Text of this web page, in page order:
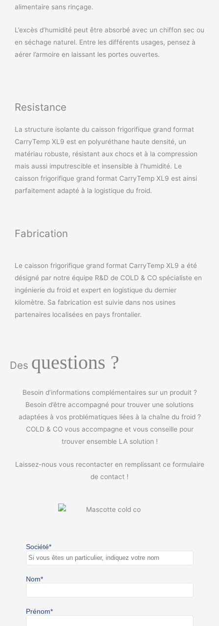
alimentaire sans rinçage.
L’excès d’humidité peut être absorbé avec un chiffon sec ou
en séchage naturel. Entre les différents usages, pensez à
aérer l’armoire en laissant les portes ouvertes.
Resistance
La structure isolante du caisson frigorifique grand format
CarryTemp XL9 est en polyuréthane haute densité, un
matériau robuste, résistant aux chocs et à la compression
mais aussi imputrescible et insensible à l’humidité. Le
caisson frigorifique grand format CarryTemp XL9 est ainsi
parfaitement adapté à la logistique du froid.
Fabrication
Le caisson frigorifique grand format CarryTemp XL9 a été
désigné par notre équipe R&D de COLD & CO spécialiste en
ingénierie du froid et expert en logistique du dernier
kilomètre. Sa fabrication est suivie dans nos usines
partenaires localisées en pays frontalier.
Des questions ?
Besoin d’informations complémentaires sur un produit ?
Besoin d’être accompagné pour trouver une solutions
adaptées à vos problématiques liées à la chaîne du froid ?
COLD & CO vous accompagne et vous conseille pour
trouver ensemble LA solution !
Laissez-nous vous recontacter en remplissant ce formulaire
de contact !